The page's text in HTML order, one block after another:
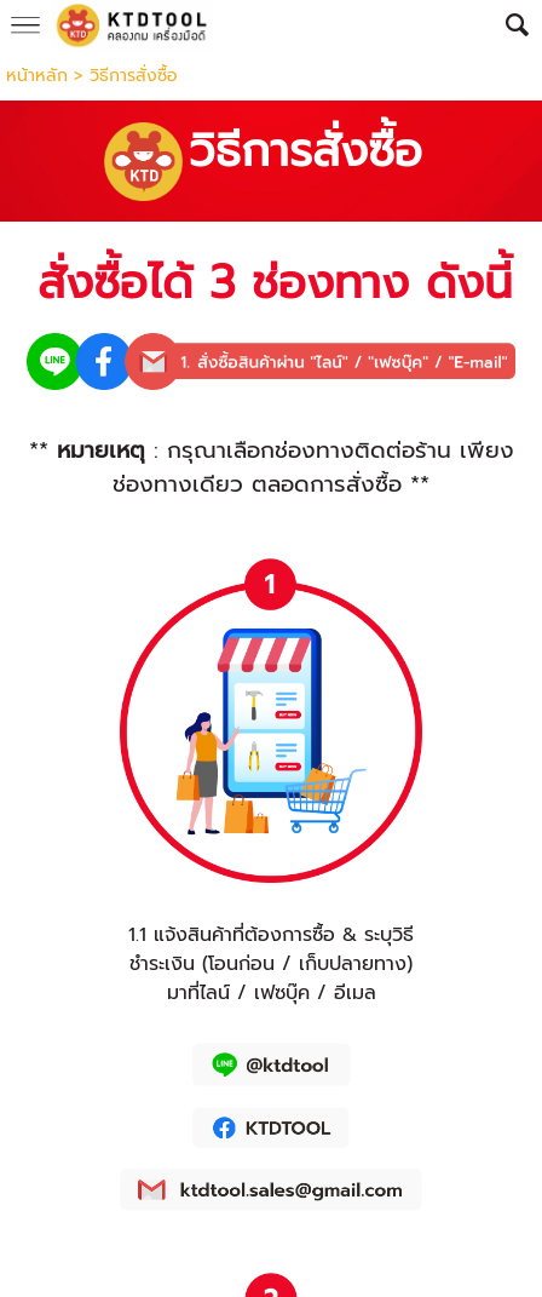
หน้าหลัก > วิธีการสั่งซื้อ
วิธีการสั่งซื้อ
สั่งซื้อได้ 3 ช่องทาง ดังนี้
** หมายเหตุ: กรุณาเลือกช่องทางติดต่อร้าน เพียง
ช่องทางเดียว ตลอดการสั่งซื้อ **
1.1 แจ้งสินค้าที่ต้องการซื้อ & ระบุวิธี
ชำระเงิน (โอนก่อน / เก็บปลายทาง)
มาที่ไลน์ / เฟซบุ๊ค / อีเมล